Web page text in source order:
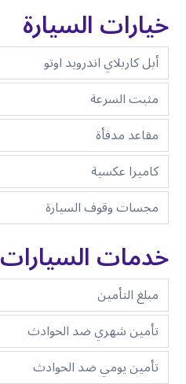
خيارات السيارة
أبل كاربلاي اندرويد اوتو
مثبت السرعة
مقاعد مدفأة
كاميرا عكسية
مجسات وقوف السيارة
خدمات السيارات
مبلغ التأمين
تأمين شهري ضد الحوادث
تأمين يومي ضد الحوادث